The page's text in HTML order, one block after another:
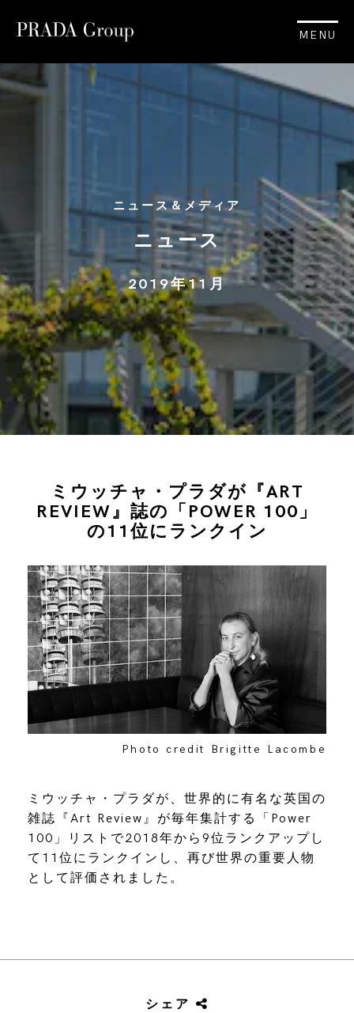
MENU
ニュース＆メディア
ニュース
2019年11月
ミウッチャ・プラダが『ART
REVIEW』誌の「POWER 100」
の11位にランクイン
Photo credit Brigitte Lacombe
ミウッチャ・プラダが、世界的に有名な英国の
雑誌『Art Review』が毎年集計する「Power
100」リストで2018年から9位ランクアップし
て11位にランクインし、再び世界の重要人物
として評価されました。
シェア